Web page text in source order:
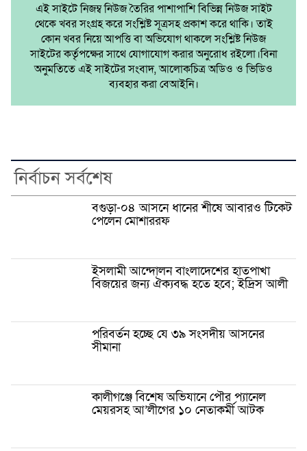
এই সাইটে নিজম্ব নিউজ তৈরির পাশাপাশি বিভিন্ন নিউজ সাইট
থেকে খবর সংগ্রহ করে সংশ্লিষ্ট সূত্রসহ প্রকাশ করে থাকি। তাই
কোন খবর নিয়ে আপত্তি বা অভিযোগ থাকলে সংশ্লিষ্ট নিউজ
সাইটের কর্তৃপক্ষের সাথে যোগাযোগ করার অনুরোধ রইলো।বিনা
অনুমতিতে এই সাইটের সংবাদ, আলোকচিত্র অডিও ও ভিডিও
ব্যবহার করা বেআইনি।
নির্বাচন সর্বশেষ
বগুড়া-০৪ আসনে ধানের শীষে আবারও টিকেট
পেলেন মোশাররফ
ইসলামী আন্দোলন বাংলাদেশের হাতপাখা
বিজয়ের জন্য ঐক্যবদ্ধ হতে হবে; ইদ্রিস আলী
পরিবর্তন হচ্ছে যে ৩৯ সংসদীয় আসনের
সীমানা
কালীগঞ্জে বিশেষ অভিযানে পৌর প্যানেল
মেয়রসহ আ’লীগের ১০ নেতাকর্মী আটক